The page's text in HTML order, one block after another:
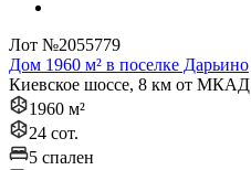
Лот №2055779
Дом 1960 м² в поселке Дарьино
Киевское шоссе, 8 км от МКАД
1960 м²
24 сот.
5 спален